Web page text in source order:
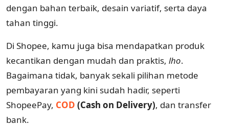
dengan bahan terbaik, desain variatif, serta daya
tahan tinggi.
Di Shopee, kamu juga bisa mendapatkan produk
kecantikan dengan mudah dan praktis, lho.
Bagaimana tidak, banyak sekali pilihan metode
pembayaran yang kini sudah hadir, seperti
ShopeePay, COD (Cash on Delivery), dan transfer
bank.